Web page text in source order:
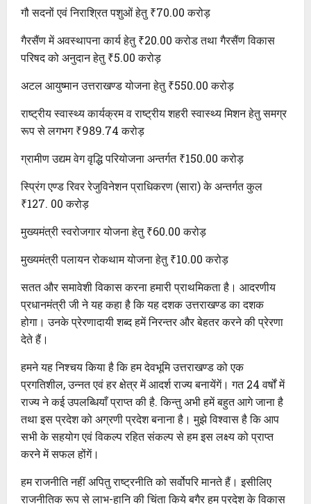
गौ सदनों एवं निराश्रित पशुओं हेतु ₹70.00 करोड़
गैरसैंण में अवस्थापना कार्य हेतु ₹20.00 करोड तथा गैरसैंण विकास
परिषद को अनुदान हेतु ₹5.00 करोड़
अटल आयुष्मान उत्तराखण्ड योजना हेतु ₹550.00 करोड़
राष्ट्रीय स्वास्थ्य कार्यक्रम व राष्ट्रीय शहरी स्वास्थ्य मिशन हेतु समग्र
रूप से लगभग ₹989.74 करोड़
ग्रामीण उद्यम वेग वृद्धि परियोजना अन्तर्गत ₹150.00 करोड़
स्प्रिंग एण्ड रिवर रेजुविनेशन प्राधिकरण (सारा) के अन्तर्गत कुल
₹127. 00 करोड़
मुख्यमंत्री स्वरोजगार योजना हेतु ₹60.00 करोड़
मुख्यमंत्री पलायन रोकथाम योजना हेतु ₹10.00 करोड़
सतत और समावेशी विकास करना हमारी प्राथमिकता है। आदरणीय
प्रधानमंत्री जी ने यह कहा है कि यह दशक उत्तराखण्ड का दशक
होगा। उनके प्रेरणादायी शब्द हमें निरन्तर और बेहतर करने की प्रेरणा
देते हैं।
हमने यह निश्चय किया है कि हम देवभूमि उत्तराखण्ड को एक
प्रगतिशील, उन्नत एवं हर क्षेत्र में आदर्श राज्य बनायेंगें। गत 24 वर्षों में
राज्य ने कई उपलब्धियाँ प्राप्त की है. किन्तु अभी हमें बहुत आगे जाना है
तथा इस प्रदेश को अग्रणी प्रदेश बनाना है। मुझे विश्वास है कि आप
सभी के सहयोग एवं विकल्प रहित संकल्प से हम इस लक्ष्य को प्राप्त
करने में सफल होंगें।
हम राजनीति नहीं अपितु राष्ट्रनीति को सर्वोपरि मानते हैं। इसीलिए
राजनीतिक रूप से लाभ-हानि की चिंता किये बगैर हम प्रदेश के विकास